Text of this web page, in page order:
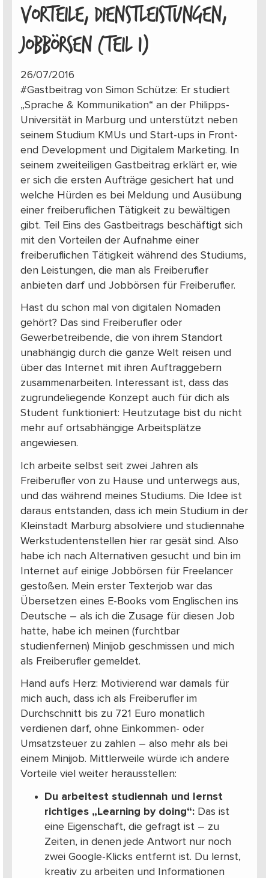
VORTEILE, DIENSTLEISTUNGEN,
JOBBÖRSEN (TEIL 1)
26/07/2016
#Gastbeitrag von Simon Schütze: Er studiert
„Sprache & Kommunikation“ an der Philipps-
Universität in Marburg und unterstützt neben
seinem Studium KMUs und Start-ups in Front-
end Development und Digitalem Marketing. In
seinem zweiteiligen Gastbeitrag erklärt er, wie
er sich die ersten Aufträge gesichert hat und
welche Hürden es bei Meldung und Ausübung
einer freiberuflichen Tätigkeit zu bewältigen
gibt. Teil Eins des Gastbeitrags beschäftigt sich
mit den Vorteilen der Aufnahme einer
freiberuflichen Tätigkeit während des Studiums,
den Leistungen, die man als Freiberufler
anbieten darf und Jobbörsen für Freiberufler.
Hast du schon mal von digitalen Nomaden
gehört? Das sind Freiberufler oder
Gewerbetreibende, die von ihrem Standort
unabhängig durch die ganze Welt reisen und
über das Internet mit ihren Auftraggebern
zusammenarbeiten. Interessant ist, dass das
zugrundeliegende Konzept auch für dich als
Student funktioniert: Heutzutage bist du nicht
mehr auf ortsabhängige Arbeitsplätze
angewiesen.
Ich arbeite selbst seit zwei Jahren als
Freiberufler von zu Hause und unterwegs aus,
und das während meines Studiums. Die Idee ist
daraus entstanden, dass ich mein Studium in der
Kleinstadt Marburg absolviere und studiennahe
Werkstudentenstellen hier rar gesät sind. Also
habe ich nach Alternativen gesucht und bin im
Internet auf einige Jobbörsen für Freelancer
gestoßen. Mein erster Texterjob war das
Übersetzen eines E-Books vom Englischen ins
Deutsche – als ich die Zusage für diesen Job
hatte, habe ich meinen (furchtbar
studienfernen) Minijob geschmissen und mich
als Freiberufler gemeldet.
Hand aufs Herz: Motivierend war damals für
mich auch, dass ich als Freiberufler im
Durchschnitt bis zu 721 Euro monatlich
verdienen darf, ohne Einkommen- oder
Umsatzsteuer zu zahlen – also mehr als bei
einem Minijob. Mittlerweile würde ich andere
Vorteile viel weiter herausstellen:
Du arbeitest studiennah und lernst
richtiges „Learning by doing“:Das ist
eine Eigenschaft, die gefragt ist – zu
Zeiten, in denen jede Antwort nur noch
zwei Google-Klicks entfernt ist. Du lernst,
kreativ zu arbeiten und Informationen